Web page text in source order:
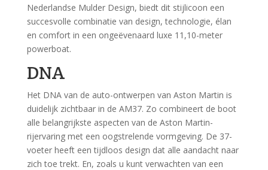
Nederlandse Mulder Design, biedt dit stijlicoon een
succesvolle combinatie van design, technologie, élan
en comfort in een ongeëvenaard luxe 11,10-meter
powerboat.
DNA
Het DNA van de auto-ontwerpen van Aston Martin is
duidelijk zichtbaar in de AM37. Zo combineert de boot
alle belangrijkste aspecten van de Aston Martin-
rijervaring met een oogstrelende vormgeving. De 37-
voeter heeft een tijdloos design dat alle aandacht naar
zich toe trekt. En, zoals u kunt verwachten van een